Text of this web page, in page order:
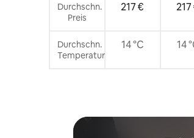
Durchschn.
Preis
217 € 217
Durchschn.
Temperatur
14 °C 14